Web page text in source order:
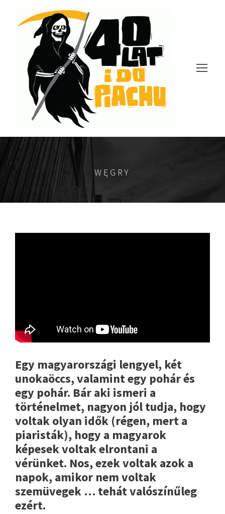
WĘGRY
Egy magyarországi lengyel, két
unokaöccs, valamint egy pohár és
egy pohár. Bár aki ismeri a
történelmet, nagyon jól tudja, hogy
voltak olyan idők (régen, mert a
piaristák), hogy a magyarok
képesek voltak elrontani a
vérünket. Nos, ezek voltak azok a
napok, amikor nem voltak
szemüvegek … tehát valószínűleg
ezért.